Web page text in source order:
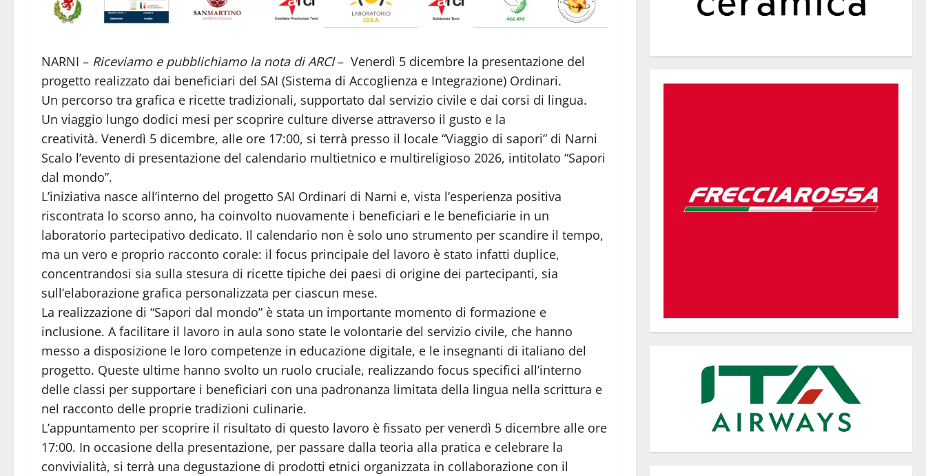
NARNI – Riceviamo e pubblichiamo la nota di ARCI– Venerdì 5 dicembre la presentazione del
progetto realizzato dai beneficiari del SAI (Sistema di Accoglienza e Integrazione) Ordinari.
Un percorso tra grafica e ricette tradizionali, supportato dal servizio civile e dai corsi di lingua.
Un viaggio lungo dodici mesi per scoprire culture diverse attraverso il gusto e la
creatività. Venerdì 5 dicembre, alle ore 17:00, si terrà presso il locale “Viaggio di sapori” di Narni
Scalo l’evento di presentazione del calendario multietnico e multireligioso 2026, intitolato “Sapori
dal mondo”.
L’iniziativa nasce all’interno del progetto SAI Ordinari di Narni e, vista l’esperienza positiva
riscontrata lo scorso anno, ha coinvolto nuovamente i beneficiari e le beneficiarie in un
laboratorio partecipativo dedicato. Il calendario non è solo uno strumento per scandire il tempo,
ma un vero e proprio racconto corale: il focus principale del lavoro è stato infatti duplice,
concentrandosi sia sulla stesura di ricette tipiche dei paesi di origine dei partecipanti, sia
sull’elaborazione grafica personalizzata per ciascun mese.
La realizzazione di “Sapori dal mondo” è stata un importante momento di formazione e
inclusione. A facilitare il lavoro in aula sono state le volontarie del servizio civile, che hanno
messo a disposizione le loro competenze in educazione digitale, e le insegnanti di italiano del
progetto. Queste ultime hanno svolto un ruolo cruciale, realizzando focus specifici all’interno
delle classi per supportare i beneficiari con una padronanza limitata della lingua nella scrittura e
nel racconto delle proprie tradizioni culinarie.
L’appuntamento per scoprire il risultato di questo lavoro è fissato per venerdì 5 dicembre alle ore
17:00. In occasione della presentazione, per passare dalla teoria alla pratica e celebrare la
convivialità, si terrà una degustazione di prodotti etnici organizzata in collaborazione con il